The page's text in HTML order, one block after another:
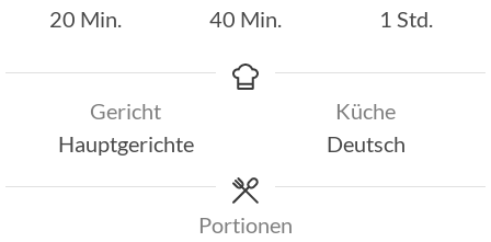
20 Minuten
Min.
40 Minuten
Min.
1 Stunde
Std.
Gericht
Hauptgerichte
Küche
Deutsch
Portionen